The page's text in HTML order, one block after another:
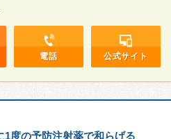
電話 公式サイト
度の予防注射薬で和らげる